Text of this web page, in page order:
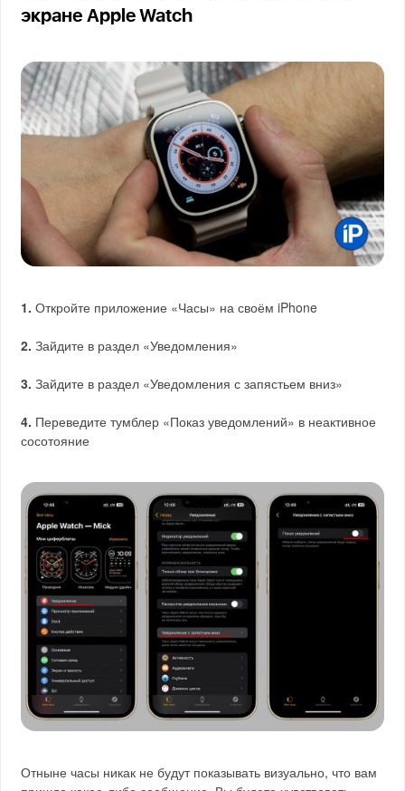
экране Apple Watch
1. Откройте приложение «Часы» на своём iPhone
2. Зайдите в раздел «Уведомления»
3. Зайдите в раздел «Уведомления с запястьем вниз»
4. Переведите тумблер «Показ уведомлений» в неактивное
сосотояние
Отныне часы никак не будут показывать визуально, что вам